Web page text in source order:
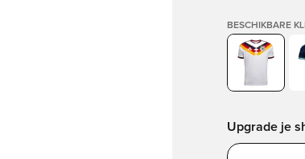
BESCHIKBARE
Upgrade je